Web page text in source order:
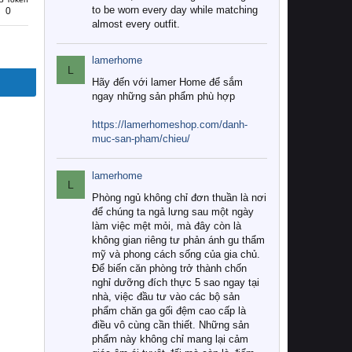
0
to be worn every day while matching
almost every outfit.
L
lamerhome
Hãy đến với lamer Home để sắm
ngay những sản phẩm phù hợp
https://lamerhomeshop.com/danh-
muc-san-pham/chieu/
L
lamerhome
Phòng ngủ không chỉ đơn thuần là nơi
để chúng ta ngả lưng sau một ngày
làm việc mệt mỏi, mà đây còn là
không gian riêng tư phản ánh gu thẩm
mỹ và phong cách sống của gia chủ.
Để biến căn phòng trở thành chốn
nghỉ dưỡng đích thực 5 sao ngay tại
nhà, việc đầu tư vào các bộ sản
phẩm chăn ga gối đệm cao cấp là
điều vô cùng cần thiết. Những sản
phẩm này không chỉ mang lại cảm